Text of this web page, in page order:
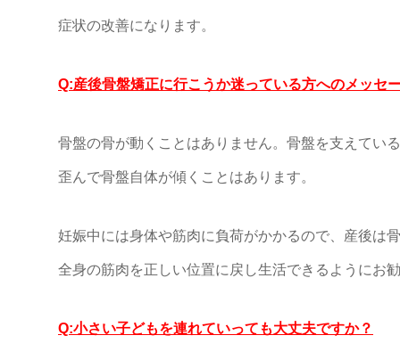
症状の改善になります。
Q:産後骨盤矯正に行こうか迷っている方へのメッセ
骨盤の骨が動くことはありません。骨盤を支えてい
歪んで骨盤自体が傾くことはあります。
妊娠中には身体や筋肉に負荷がかかるので、産後は
全身の筋肉を正しい位置に戻し生活できるようにお
Q:小さい子どもを連れていっても大丈夫ですか？